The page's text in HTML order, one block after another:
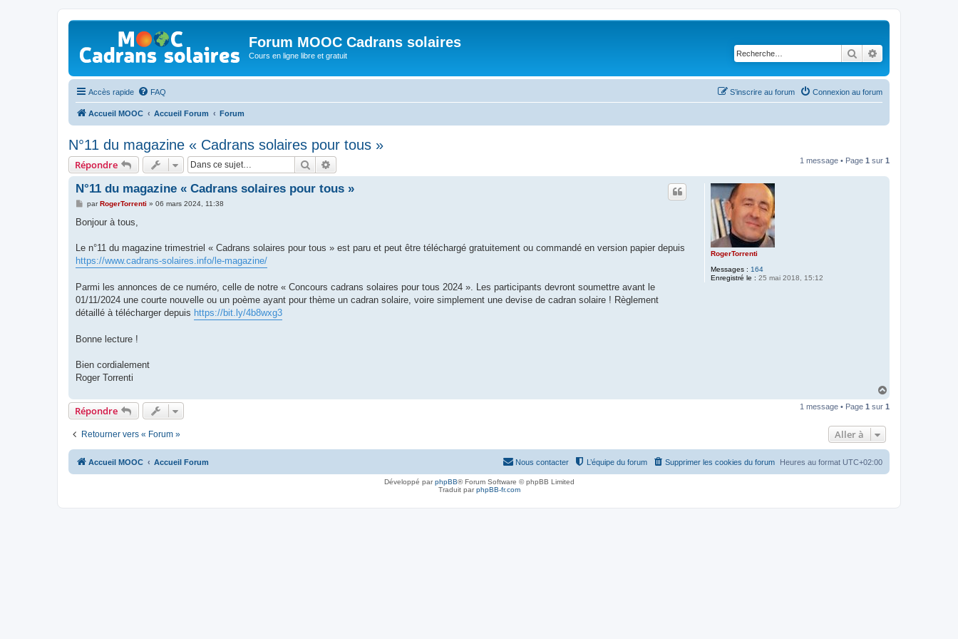
Forum MOOC Cadrans solaires
Cours en ligne libre et gratuit Rechercher
Accès rapide FAQ Connexion au forum
S’inscrire au forum
Accueil MOOC Accueil Forum Forum
N°11 du magazine « Cadrans solaires pour tous »
Répondre Rechercher 1 message • Page 1 sur 1
RogerTorrenti
Messages : 164
Enregistré le : 25 mai 2018, 15:12
N°11 du magazine « Cadrans solaires pour tous »
M
s
g
parRogerTorrenti » 06 mars 2024, 11:38
Bonjour à tous,
Le n°11 du magazine trimestriel « Cadrans solaires pour tous » est paru et peut être téléchargé gratuitement ou commandé en version papier depuis
https://www.cadrans-solaires.info/le-magazine/
Parmi les annonces de ce numéro, celle de notre « Concours cadrans solaires pour tous 2024 ». Les participants devront soumettre avant le
01/11/2024 une courte nouvelle ou un poème ayant pour thème un cadran solaire, voire simplement une devise de cadran solaire ! Règlement
détaillé à télécharger depuis https://bit.ly/4b8wxg3
Bonne lecture !
Bien cordialement
Roger Torrenti
u
Répondre 1 message • Page 1 sur 1
Retourner vers « Forum » Aller à
Accueil MOOC Accueil Forum Heures au format UTC+02:00
Supprimer les cookies du forum
L’équipe du forum
Nous contacter
Développé parphpBB® Forum Software © phpBB Limited
Traduit parphpBB-fr.com